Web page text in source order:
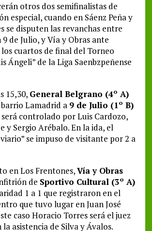
otros dos semifinalistas de
especial, cuando en Sáenz Peña y
se disputen las revanchas entre
de Julio, y Vía y Obras ante
cuartos de final del Torneo
Ángeli” de la Liga Saenbzpeñense
15,30, General Belgrano (4º A)
Lamadrid a 9 de Julio (1º B)
controlado por Luis Cardozo,
y Sergio Arébalo. En la ida, el
se impuso de visitante por 2 a
en Los Frentones,Vía y Obras
de Sportivo Cultural (3º A)
1 a 1 que registraron en el
que tuvo lugar en Juan José
caso Horacio Torres será el juez
asistencia de Silva y Ávalos.